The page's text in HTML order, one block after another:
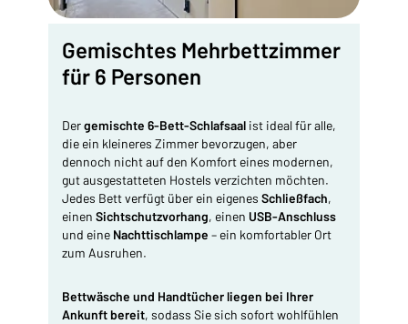
Gemischtes Mehrbettzimmer
für 6 Personen
Dergemischte 6-Bett-Schlafsaal ist ideal für alle,
die ein kleineres Zimmer bevorzugen, aber
dennoch nicht auf den Komfort eines modernen,
gut ausgestatteten Hostels verzichten möchten.
Jedes Bett verfügt über ein eigenes Schließfach,
einen Sichtschutzvorhang, einen USB-Anschluss
und eine Nachttischlampe – ein komfortabler Ort
zum Ausruhen.
Bettwäsche und Handtücher liegen bei Ihrer
Ankunft bereit, sodass Sie sich sofort wohlfühlen